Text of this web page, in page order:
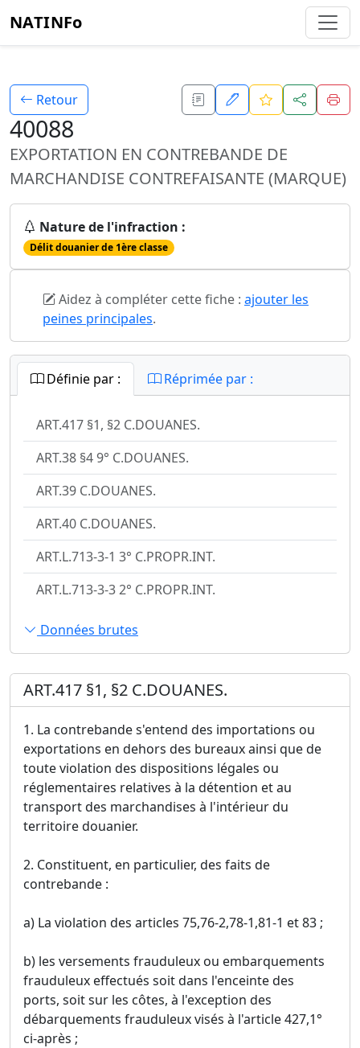
NATINFo
Retour
40088
EXPORTATION EN CONTREBANDE DE
MARCHANDISE CONTREFAISANTE (MARQUE)
Nature de l'infraction :
Délit douanier de 1ère classe
Aidez à compléter cette fiche : ajouter les
peines principales.
Définie par : Réprimée par :
ART.417 §1, §2 C.DOUANES.
ART.38 §4 9° C.DOUANES.
ART.39 C.DOUANES.
ART.40 C.DOUANES.
ART.L.713-3-1 3° C.PROPR.INT.
ART.L.713-3-3 2° C.PROPR.INT.
Données brutes
ART.417 §1, §2 C.DOUANES.
1. La contrebande s'entend des importations ou
exportations en dehors des bureaux ainsi que de
toute violation des dispositions légales ou
réglementaires relatives à la détention et au
transport des marchandises à l'intérieur du
territoire douanier.
2. Constituent, en particulier, des faits de
contrebande :
a) La violation des articles 75,76-2,78-1,81-1 et 83 ;
b) les versements frauduleux ou embarquements
frauduleux effectués soit dans l'enceinte des
ports, soit sur les côtes, à l'exception des
débarquements frauduleux visés à l'article 427,1°
ci-après ;